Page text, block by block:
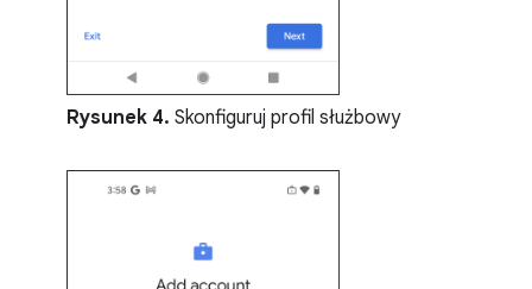
Rysunek 4. Skonfiguruj profil służbowy